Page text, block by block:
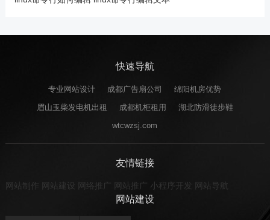
快速导航
专业网站设计 成都广告扇公司
绵阳机房优势
眉山玉柴发电机出租
成都机柜租用
湖北防滑徒步鞋
wtcwzsj.com
友情链接
网站制作 网站建设 网络推广 网站推广 小程序开发 网站导航
网站建设